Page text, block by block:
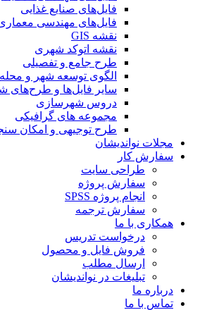
فایل‌های صنایع غذایی
فایل‌های مهندسی معماری
نقشه GIS
نقشه اتوکد شهری
طرح جامع و تفصیلی
الگوی توسعه شهر و محله
سایر فایل‌ها و طرح‌های شهری
دروس شهرسازی
مجموعه های گرافیکی
طرح توجیهی و امکان سنجی
مجلات نواندیشان
سفارش کار
طراحی سایت
سفارش پروژه
انجام پروژه SPSS
سفارش ترجمه
همکاری با ما
درخواست تدریس
فروش فایل و محصول
ارسال مطلب
تبلیغات در نواندیشان
درباره ما
تماس با ما